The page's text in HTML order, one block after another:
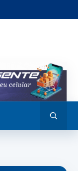
busca